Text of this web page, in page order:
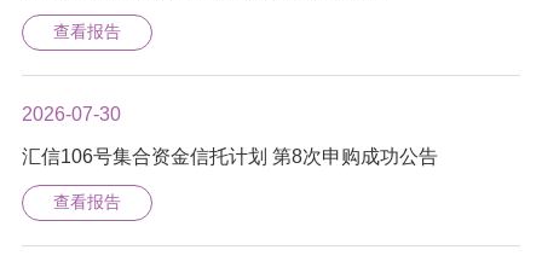
查看报告
2026-07-30
汇信106号集合资金信托计划 第8次申购成功公告
查看报告